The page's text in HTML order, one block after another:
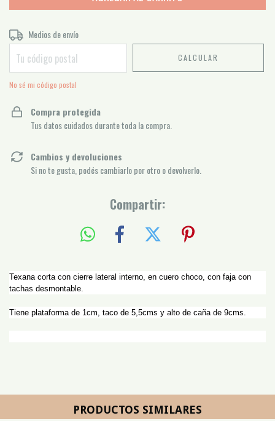
Entregas para el CP:
Medios de envío
CALCULAR
No sé mi código postal
Compra protegida
Tus datos cuidados durante toda la compra.
Cambios y devoluciones
Si no te gusta, podés cambiarlo por otro o devolverlo.
Compartir:
Texana corta con cierre lateral interno, en cuero choco, con faja con
tachas desmontable.
Tiene plataforma de 1cm, taco de 5,5cms y alto de caña de 9cms.
PRODUCTOS SIMILARES